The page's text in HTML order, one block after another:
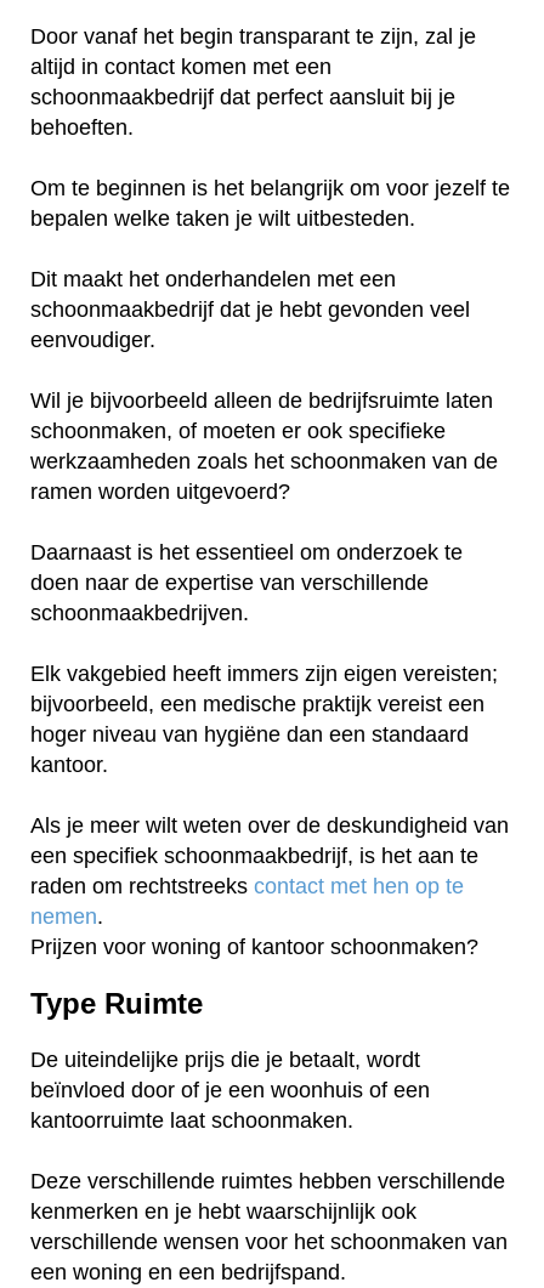
Door vanaf het begin transparant te zijn, zal je
altijd in contact komen met een
schoonmaakbedrijf dat perfect aansluit bij je
behoeften.
Om te beginnen is het belangrijk om voor jezelf te
bepalen welke taken je wilt uitbesteden.
Dit maakt het onderhandelen met een
schoonmaakbedrijf dat je hebt gevonden veel
eenvoudiger.
Wil je bijvoorbeeld alleen de bedrijfsruimte laten
schoonmaken, of moeten er ook specifieke
werkzaamheden zoals het schoonmaken van de
ramen worden uitgevoerd?
Daarnaast is het essentieel om onderzoek te
doen naar de expertise van verschillende
schoonmaakbedrijven.
Elk vakgebied heeft immers zijn eigen vereisten;
bijvoorbeeld, een medische praktijk vereist een
hoger niveau van hygiëne dan een standaard
kantoor.
Als je meer wilt weten over de deskundigheid van
een specifiek schoonmaakbedrijf, is het aan te
raden om rechtstreeks contact met hen op te
nemen.
Prijzen voor woning of kantoor schoonmaken?
Type Ruimte
De uiteindelijke prijs die je betaalt, wordt
beïnvloed door of je een woonhuis of een
kantoorruimte laat schoonmaken.
Deze verschillende ruimtes hebben verschillende
kenmerken en je hebt waarschijnlijk ook
verschillende wensen voor het schoonmaken van
een woning en een bedrijfspand.